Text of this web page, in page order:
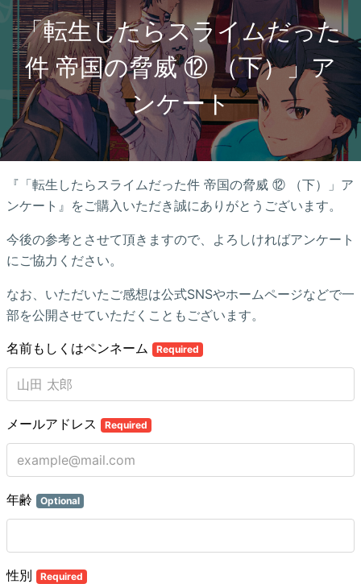
「転生したらスライムだった
件 帝国の脅威 ⑫ （下）」ア
ンケート
『「転生したらスライムだった件 帝国の脅威 ⑫ （下）」ア
ンケート』をご購入いただき誠にありがとうございます。
今後の参考とさせて頂きますので、よろしければアンケート
にご協力ください。
なお、いただいたご感想は公式SNSやホームページなどで一
部を公開させていただくこともございます。
名前もしくはペンネーム Required
メールアドレス Required
年齢 Optional
性別 Required